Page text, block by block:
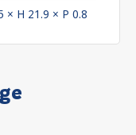
× H 21.9 × P 0.8